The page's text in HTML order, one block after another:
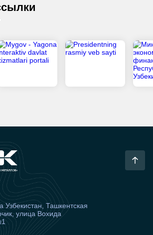
Узбекистан, Ташкентская
улица Вохида